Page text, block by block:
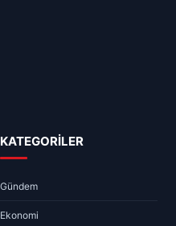
KATEGORİLER
Gündem
Ekonomi